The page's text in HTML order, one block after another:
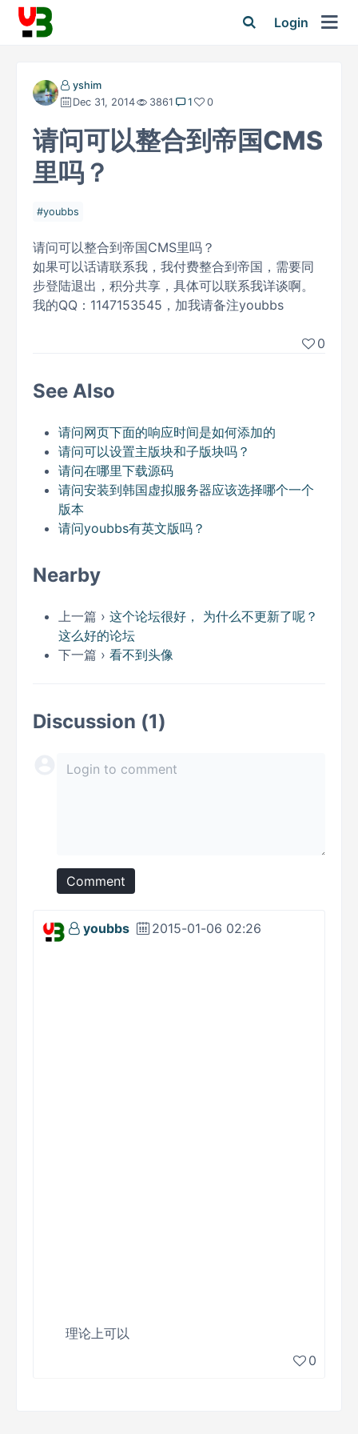
Login
yshim
Dec 31, 2014
3861 1 0
请问可以整合到帝国CMS
里吗？
youbbs
请问可以整合到帝国CMS里吗？
如果可以话请联系我，我付费整合到帝国，需要同
步登陆退出，积分共享，具体可以联系我详谈啊。
我的QQ：1147153545，加我请备注youbbs
0
See Also
请问网页下面的响应时间是如何添加的
请问可以设置主版块和子版块吗？
请问在哪里下载源码
请问安装到韩国虚拟服务器应该选择哪个一个
版本
请问youbbs有英文版吗？
Nearby
上一篇 › 这个论坛很好， 为什么不更新了呢？
这么好的论坛
下一篇 › 看不到头像
Discussion (1)
Comment
youbbs 2015-01-06 02:26
理论上可以
0